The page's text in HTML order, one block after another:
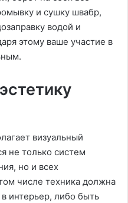
и сушку швабр,
водой и
этому ваше участие в
визуальный
не только систем
но и всех
числе техника должна
интерьер, либо быть